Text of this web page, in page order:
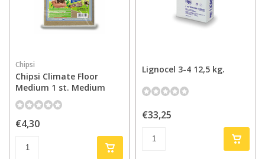
Chipsi
Chipsi Climate Floor
Medium 1 st. Medium
€4,30
Lignocel 3-4 12,5 kg.
€33,25